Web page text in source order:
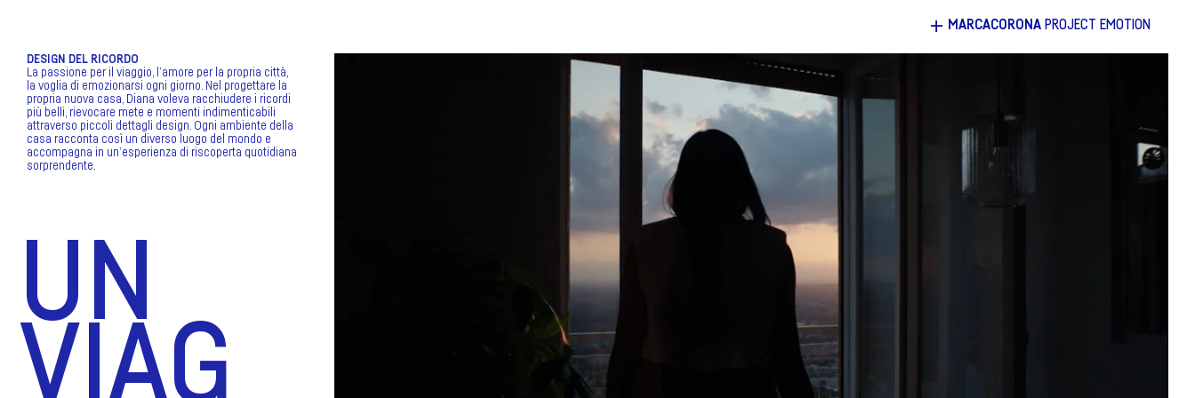
+ MARCACORONA PROJECT EMOTION
DESIGN DEL RICORDO
La passione per il viaggio, l’amore per la propria città,
la voglia di emozionarsi ogni giorno. Nel progettare la
propria nuova casa, Diana voleva racchiudere i ricordi
più belli, rievocare mete e momenti indimenticabili
attraverso piccoli dettagli design. Ogni ambiente della
casa racconta così un diverso luogo del mondo e
accompagna in un’esperienza di riscoperta quotidiana
sorprendente.
UN
VIAG